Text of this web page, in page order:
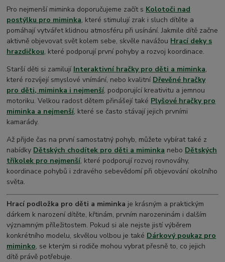
Pro nejmenší miminka doporučujeme začít s Kolotoči nad
postýlku pro miminka, které stimulují zrak i sluch dítěte a
pomáhají vytvářet klidnou atmosféru při usínání. Jakmile dítě začne
aktivně objevovat svět kolem sebe, skvěle navážou Hrací deky s
hrazdičkou, které podporují první pohyby a rozvoj koordinace.
Starší děti si zamilují Interaktivní hračky pro děti a miminka,
které rozvíjejí smyslové vnímání, nebo kvalitní Dřevěné hračky
pro děti, miminka i nejmenší, podporující kreativitu a jemnou
motoriku. Velkou radost dětem přinášejí také Plyšové hračky pro
miminka a nejmenší, které se často stávají jejich prvními
kamarády.
Až přijde čas na první samostatný pohyb, můžete vybírat také z
nabídky Dětských chodítek pro děti a miminka nebo Dětských
tříkolek pro nejmenší, které podporují rozvoj rovnováhy,
koordinace pohybů i zdravého sebevědomí při objevování okolního
světa.
Hrací podložka pro děti a miminka je krásným a praktickým
dárkem k narození dítěte, křtinám, prvním narozeninám i dalším
významným příležitostem. Pokud si ale nejste jistí výběrem
konkrétního modelu, skvělou volbou je také Dárkový poukaz pro
miminko, se kterým si rodiče mohou vybrat přesně to, co jejich
dítě právě potřebuje.